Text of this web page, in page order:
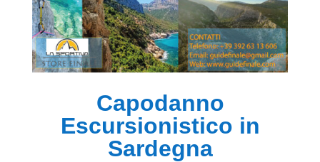
Capodanno
Escursionistico in
Sardegna